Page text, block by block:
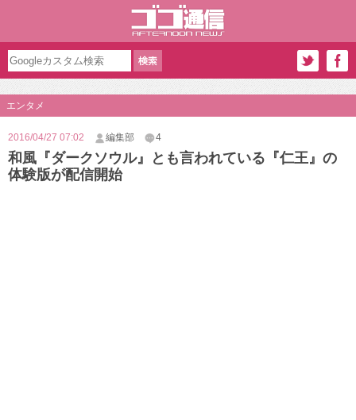
エンタメ
2016/04/27 07:02 編集部 4
和風『ダークソウル』とも言われている『仁王』の
体験版が配信開始